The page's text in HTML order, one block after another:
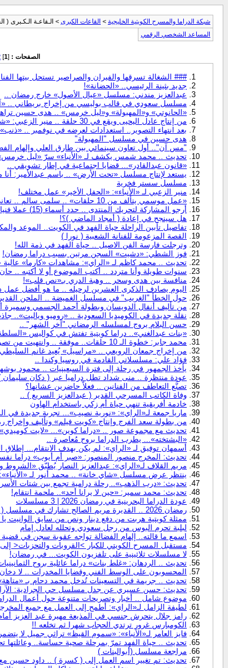
شبكة الدراما والمسرح الكويتية الخليجية > القاعات الكبرى > الـقاعـة الـكـبرى (
المساعد الشخصي الرقمي
الصفحات : [
1
]
### الشغالة تسرقها والفيران والصراصير تستحل بيتها
جديد بثينة الرئيسي.. «الحضانة»!
عبدالعزيز مندني: مسلسل «عيال الأصول» خارج رمضان ..
مسلسل سعودي في قالب بوليسي من إخراج بريطاني ..
«الحانوتي» و«المهبولة» و«ليل خرمس» .. هدى حسين
من إنتاج عادل اليحيى ويقع في 30 حلقة .. منير الزعبي: «شارع العرب».. دراما الإنسان!
بعد انتهاء التصوير.. استعدادات لعرضه في نوفمبر ..
هدى حسين في مسلسل "المهبولة"
"مس آن".. أول تعاون سينمائي بين طارق العلي وإلهام
تحديث .. محمد شمس يكشف لـ «الأنباء» سرّ «ليل
«قانون عبدالقادر»... قضايا اجتماعية في إطار تشويقي ..
يستعد لإنتاج مسلسل «تحت الأرض» .. باسم عبدالأمير: أنا مع الـ 30 حلقة فهي متعة
مسلسل سستر فخرية
منير الزعبي لـ «الأنباء»: «الحفل الأخير» عمل مختلف!
«عمل موسمي يتألف من 10 حلقات» .. سلمى سالم .. تعاني في «جزء من المخ مفقود» ..
أرجو المشاركة لتحريك المنتدى .. حدد أسماء (15) عملا فنيا تتمنى حذفها من رصيد (حياة الفهد) رحمها الله ..
هل سينجح في إعادة ( أمجاد الماضي )؟!
تفاصيل تأبين الراحلة حياة الفهد في الكويت.. الموعد
القصة المزعومة للفنانة الشعبية ( نورا )
وترجلت فارسة الفن الاصيل .. حياة الفهد في ذمة الله!
فوز الشطي: «دشيت» السجن مرتين بسبب دراما رمضان!
تحديث .. محمد كاظم لـ «الراي»: مشاهدات «كارما» عالية
سنوات طويلة وأنا متردد .. أكتب الموضوع أو لا أكتبه ..
منافسة بين هدى وسحر .. وهبة الدري بـ«نص قلب»!
اليوم يصادف الذكرى العشرين لرحيله .. ما هو أفضل عمل
حول الخطأ "الغريب" في مسلسل الغميضة .. الملحن القدير
من تأليف أنفال الدويسان وبطولة أحمد الجسمي
نقلة جديدة في الكوميديا السعودية .. «روميو وياليت»..
حسن البلام يروج لمسلسله الرمضاني "آخر الشهر" ..
«بنات عبدالغني».. دراما كويتية تفتش في كواليس «السلطة
محمد جابر: خطوة الـ 10 حلقات.. موفقة .. وانتهيت من تصوير «دكان سليمان» ..
من إخراج جمعان الرويعي .. «مراسيل» يُعيد غانم السليطي
فؤاد علي: مسلسلاتي القادمة في روسيا وكندا ..
يأخذ الجمهور في رحلة إلى فترة السبعينيات .. محمود
عودة منتظرة .. منى شداد تطل دراميا عبر ( دكان سليمان ) في
تصنُّع التعاطف من الفنانين .. فعلاً حاضرين عشانها؟
وفاة الكاتب المسرحي القدير ( عبدالعزيز السريع ) ..
خادمة أفريقية تنهي حياة أم زكي باستخدام الهاون
ماريا جمعة لـ«الراي»: «نورية نصيب»... تجربة جديدة في
من بطولة سعد الفرج وإنتاج «كويت فيلم» وتأليف
تحديث مع مجموعة صور .. «دراما كوين»... «لايت
«البشتخته»... يطرب الدراما بروح مُعاصرة ..
أسمهان توفيق لـ «الراي»: لم يكن بهدف الانتقام... إطلاق
تحديث: المخرج منصور المنصور: «صبر أم أيوب» دراما
مريم القلاف لـ«الراي»: عبدالعزيز النصار يُطبّق «الشروط
ينتظر عرض مسلسل «شاي خانة» .. محمد أنور لـ «الأنباء»: كتابة وتنفيذ الـ 10
تحديث: «درب الذهب».. رحلة درامية تجمع بين شتات الأسرة
تحديث: محمد سمير: «حين لا يرانا أحد».. ملحمة انتقام!
عودة الدراما البحرينية في رمضان 2026 | 3 مسلسلات
رمضان 2026 .. القديرة مريم الصالح تشارك في مسلسل ( أمور عائلية ) ..
ممثلة كويتية هربت من دفع دينار ونص من سايق الوانيت
لبلبة تحرم البوس من رجل سعودي وتحلله لعادل إمام
اسمع ما قالته.. إلهام الفضالة تواجه عقوبة سجن في
مستقبل المسرح الكويتي للكبار >القروبات والتحزبات<
لا مسلسلات ثلاثينية على تلفزيون الكويت... في رمضان!
تحديث .. الردهان: «غلط بنات» دراما عائلية بروح
المحسوبون على الوسط الفني وقضايا المخدرات .. لا
تحديث .. جريمة في التسعينات تُدخل محمد دحام بـ
تحديث: حسن عسيري عن جدل مسلسل حي الجرادية:
موضوع شامل .. أخبار وتصريحات متنوعة حول أعمال الدراما
لطيفة الزامل لـ«الراي»: أطمح إلى العمل مع جميع
رامز جلال يتحرش جنسي في المذيعة مهيرة عبد العزيز
الكومبارس غرور ترتدي الحجاب شهرا ثم تخلعه !!
فايز العامر لـ«الأنباء»: «سموم القيظ» تراثي جميل لا
تحديث .. حياة الفهد تمرّ بمرحلة صحية حساسة..
مراجعة مسلسل (أبوالبنات )
تحديث: تم تغيير اسم العمل إلى ( كسرة ) .. داود حسين